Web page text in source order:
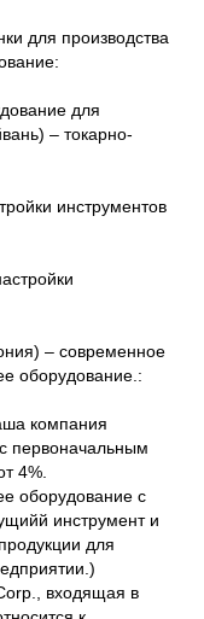
для производства
для
– токарно-
инструментов
– современное
оборудование.:
компания
первоначальным
4%.
оборудование с
инструмент и
для
входящая в